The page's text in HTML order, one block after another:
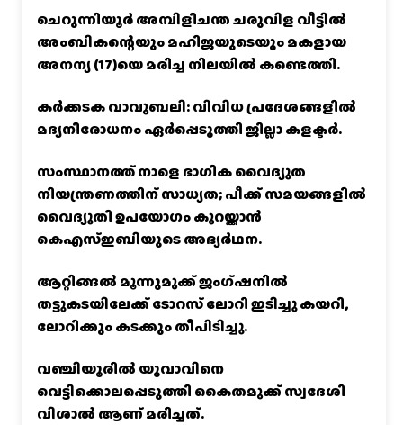
ചെറുന്നിയൂർ അമ്പിളിചന്ത ചരുവിള വീട്ടിൽ
അംബികന്റെയും മഹിജയുടെയും മകളായ
അനന്യ (17)യെ മരിച്ച നിലയിൽ കണ്ടെത്തി.
കര്‍ക്കടക വാവുബലി: വിവിധ പ്രദേശങ്ങളില്‍
മദ്യനിരോധനം ഏര്‍പ്പെടുത്തി ജില്ലാ കളക്ടര്‍.
സംസ്ഥാനത്ത് നാളെ ഭാഗിക വൈദ്യുത
നിയന്ത്രണത്തിന് സാധ്യത; പീക്ക് സമയങ്ങളില്‍
വൈദ്യുതി ഉപയോഗം കുറയ്ക്കാൻ
കെഎസ്‌ഇബിയുടെ അഭ്യര്‍ഥന.
ആറ്റിങ്ങൽ മൂന്നുമുക്ക് ജംഗ്ഷനിൽ
തട്ടുകടയിലേക്ക് ടോറസ് ലോറി ഇടിച്ചു കയറി,
ലോറിക്കും കടക്കും തീപിടിച്ചു.
വഞ്ചിയൂരില്‍ യുവാവിനെ
വെട്ടിക്കൊലപ്പെടുത്തി കൈതമുക്ക് സ്വദേശി
വിശാല്‍ ആണ് മരിച്ചത്.